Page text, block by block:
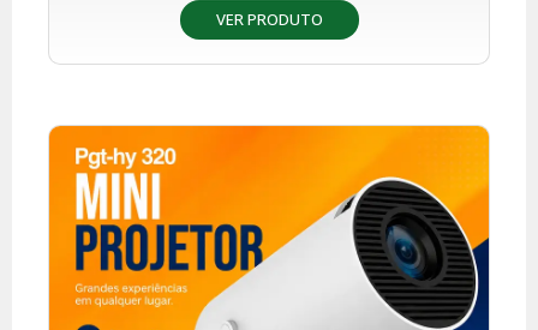
VER PRODUTO